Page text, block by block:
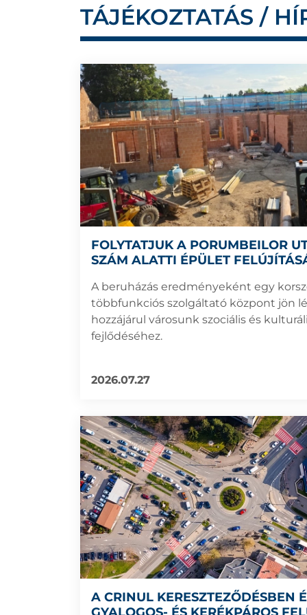
TÁJÉKOZTATÁS /
FOLYTATJUK A PORUMBEILOR
SZÁM ALATTI ÉPÜLET
A beruházás eredményeként egy
többfunkciós szolgáltató központ jön
hozzájárul városunk szociális és
fejlődéséhez.
2026.07.27
A CRINUL KERESZTEZŐDÉSBEN